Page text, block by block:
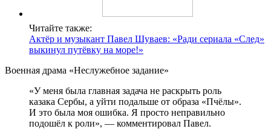
Читайте также:
Актёр и музыкант Павел Шуваев: «Ради сериала «След»
выкинул путёвку на море!»
Военная драма «Неслужебное задание»
«У меня была главная задача не раскрыть роль
казака Сербы, а уйти подальше от образа «Пчёлы».
И это была моя ошибка. Я просто неправильно
подошёл к роли», — комментировал Павел.